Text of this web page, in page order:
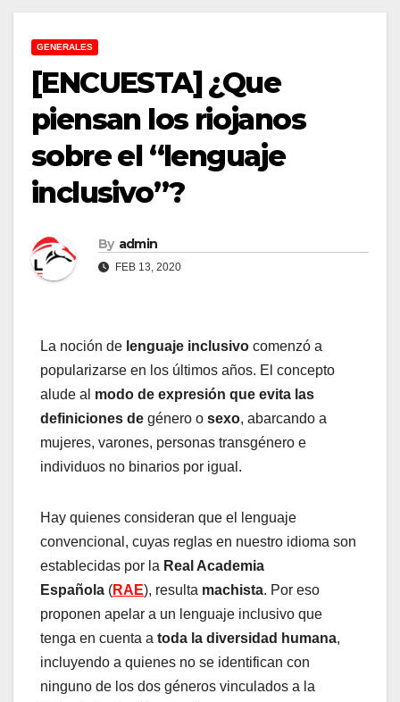
GENERALES
[ENCUESTA] ¿Que
piensan los riojanos
sobre el “lenguaje
inclusivo”?
By admin
FEB 13, 2020
La noción de lenguaje inclusivo comenzó a
popularizarse en los últimos años. El concepto
alude al modo de expresión que evita las
definiciones de género o sexo, abarcando a
mujeres, varones, personas transgénero e
individuos no binarios por igual.
Hay quienes consideran que el lenguaje
convencional, cuyas reglas en nuestro idioma son
establecidas por la Real Academia
Española (RAE), resulta machista. Por eso
proponen apelar a un lenguaje inclusivo que
tenga en cuenta a toda la diversidad humana,
incluyendo a quienes no se identifican con
ninguno de los dos géneros vinculados a la